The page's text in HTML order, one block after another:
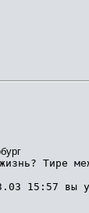
Тире
15:57 вы